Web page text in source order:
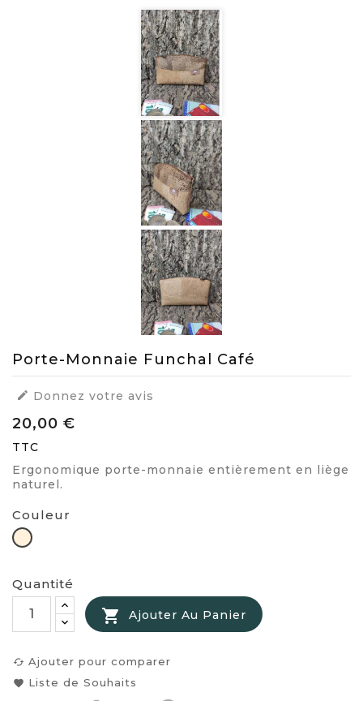
Porte-Monnaie Funchal Café
 Donnez votre avis
20,00 €
TTC
Ergonomique porte-monnaie entièrement en liège
naturel.
Couleur
Naturel
Quantité
 Ajouter Au Panier
cached Ajouter pour comparer
favorite Liste de Souhaits